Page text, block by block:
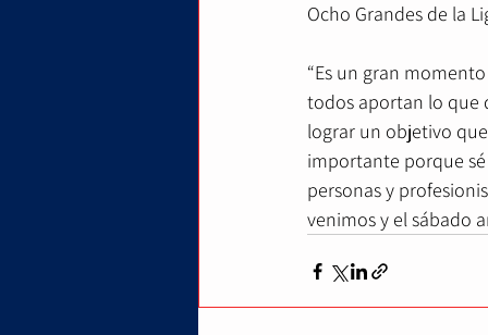
Ocho Grandes de la
“Es un gran
todos aportan lo que
lograr un objetivo
importante porque
personas y
venimos y el sábado